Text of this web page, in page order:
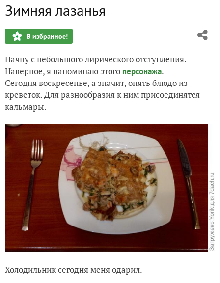
Горячая закуска из креветок
Запеченная свинина, пусть будет "по-зимнему"
Салат с креветками и снегом за окном
Со старым Новым Годом!!!
Фрикадельки (просто когда хочется есть)
Зимняя лазанья
В избранное!
Начну с небольшого лирического отступления.
Наверное, я напоминаю этого персонажа.
Сегодня воскресенье, а значит, опять блюдо из
креветок. Для разнообразия к ним присоединятся
кальмары.
Холодильник сегодня меня одарил.